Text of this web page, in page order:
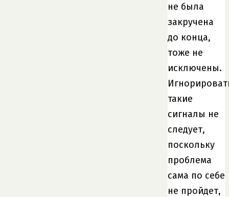
не была
закручена
до конца,
тоже не
исключены.
такие
сигналы не
следует,
поскольку
проблема
сама по себе
не пройдет,